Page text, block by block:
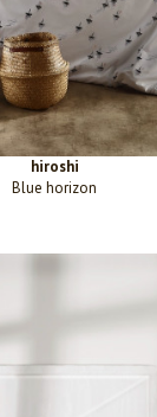
hiroshi
Blue horizon